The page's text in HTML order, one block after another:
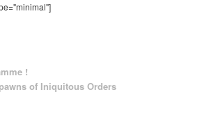
!
of Iniquitous Orders